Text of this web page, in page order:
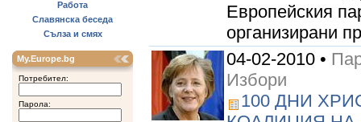
Работа
Славянска беседа
Сълза и смях
My.Europe.bg
Потребител:
Парола:
Европейския
организирани
04-02-2010 •
Избори
100 ДНИ